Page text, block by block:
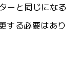
ーと同じになる
する必要はあり